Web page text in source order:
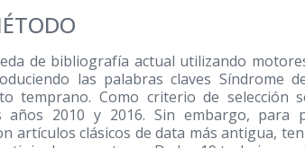
de bibliografía actual utilizando
las palabras claves Síndrome
temprano. Como criterio de
años 2010 y 2016. Sin embargo, para
artículos clásicos de data más antigua,